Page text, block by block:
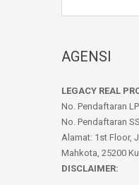
AGENSI
LEGACY REAL
No. Pendaftaran
No. Pendaftaran
Alamat: 1st Floor,
Mahkota, 25200
DISCLAIMER: